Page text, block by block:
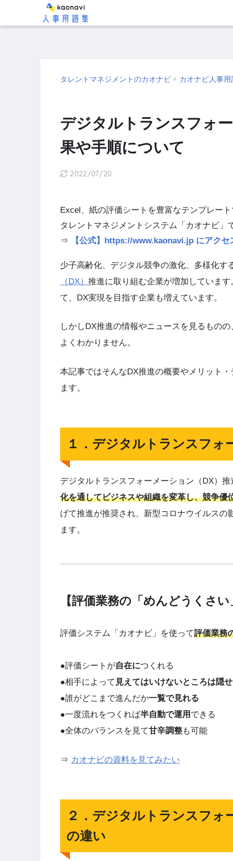
タレントマネジメントのカオナビ カオナビ人事用
デジタルトランスフォ
果や手順について
2022/07/20
Excel、紙の評価シートを豊富なテンプレート
タレントマネジメントシステム「カオナビ」
⇒
【公式】https://www.kaonavi.jp にアクセ
少子高齢化、デジタル競争の激化、多様化す
（DX） 推進に取り組む企業が増加していま
て、DX実現を目指す企業も増えています。
しかしDX推進の情報やニュースを見るもの
よくわかりません。
本記事ではそんなDX推進の概要やメリット
ます。
１．デジタルトランスフォ
デジタルトランスフォーメーション（DX）推
化を通してビジネスや組織を変革し、競争優
げて推進が推奨され、新型コロナウイルス
ます。
【評価業務の「めんどうくさ
評価システム「カオナビ」を使って評価業務
●評価シートが自在につくれる
●相手によって 見えてはいけないところは隠
●誰がどこまで進んだか一覧で見れる
●一度流れをつくれば半自動で運用 できる
●全体のバランスを見て甘辛調整も可能
⇒ カオナビの資料を見てみたい
２．デジタルトランスフォ
の違い